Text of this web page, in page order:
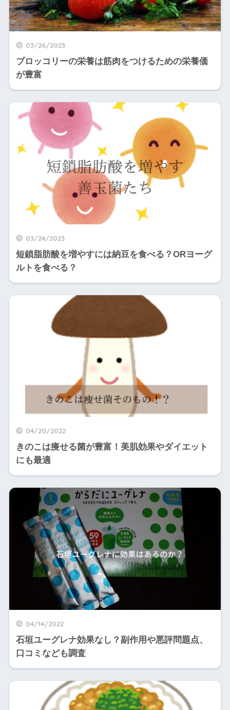
03/26/2023
ブロッコリーの栄養は筋肉をつけるための栄養価
が豊富
03/24/2023
短鎖脂肪酸を増やすには納豆を食べる？ORヨーグ
ルトを食べる？
04/20/2022
きのこは痩せる菌が豊富！美肌効果やダイエット
にも最適
04/14/2022
石垣ユーグレナ効果なし？副作用や悪評問題点、
口コミなども調査